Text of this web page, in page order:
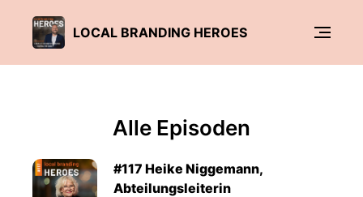
LOCAL BRANDING HEROES
Alle Episoden
#117 Heike Niggemann,
Abteilungsleiterin